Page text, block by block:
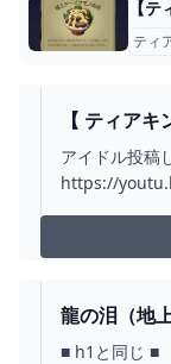
ティ
【 ティア
泪 編！ ゼル
【ホロライ
アイドル投稿
https://
https://
https://
龍の泪（地
■ h1と同じ ■